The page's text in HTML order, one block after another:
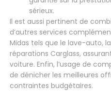
sérieux.
Il est aussi pertinent de
d’autres services
Midas tels que le lave-auto,
réparations Carglass,
voiture. Enfin, l’usage de
de dénicher les meilleures
contraintes budgétaires.